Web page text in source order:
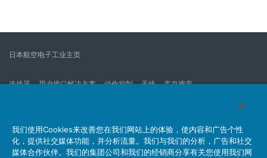
日本航空电子工业主页
连接器 用户接口解决方案 动作控制 天线 库存搜索
我们的公司 企业社会责任 IR消息 公司新到信息列表
产品信息新的列表
网站地图
联系我们
我们使用Cookies来改善您在我们网站上的体验，使内容和广告个性
化，提供社交媒体功能，并分析流量。我们与我们的分析，广告和社交
媒体合作伙伴。我们的集团公司和我们的经销商分享有关您使用我们网